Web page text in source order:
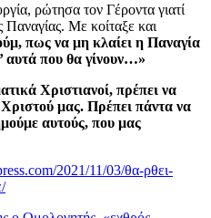
ρώτησα τον Γέροντα γιατί
Παναγίας. Με κοίταξε και
πως να μη κλαίει η Παναγία
αυτά που θα γίνουν…»
Χριστιανοί, πρέπει να
μας. Πρέπει πάντα να
αυτούς, που μας
2021/11/03/θα-ρθει-